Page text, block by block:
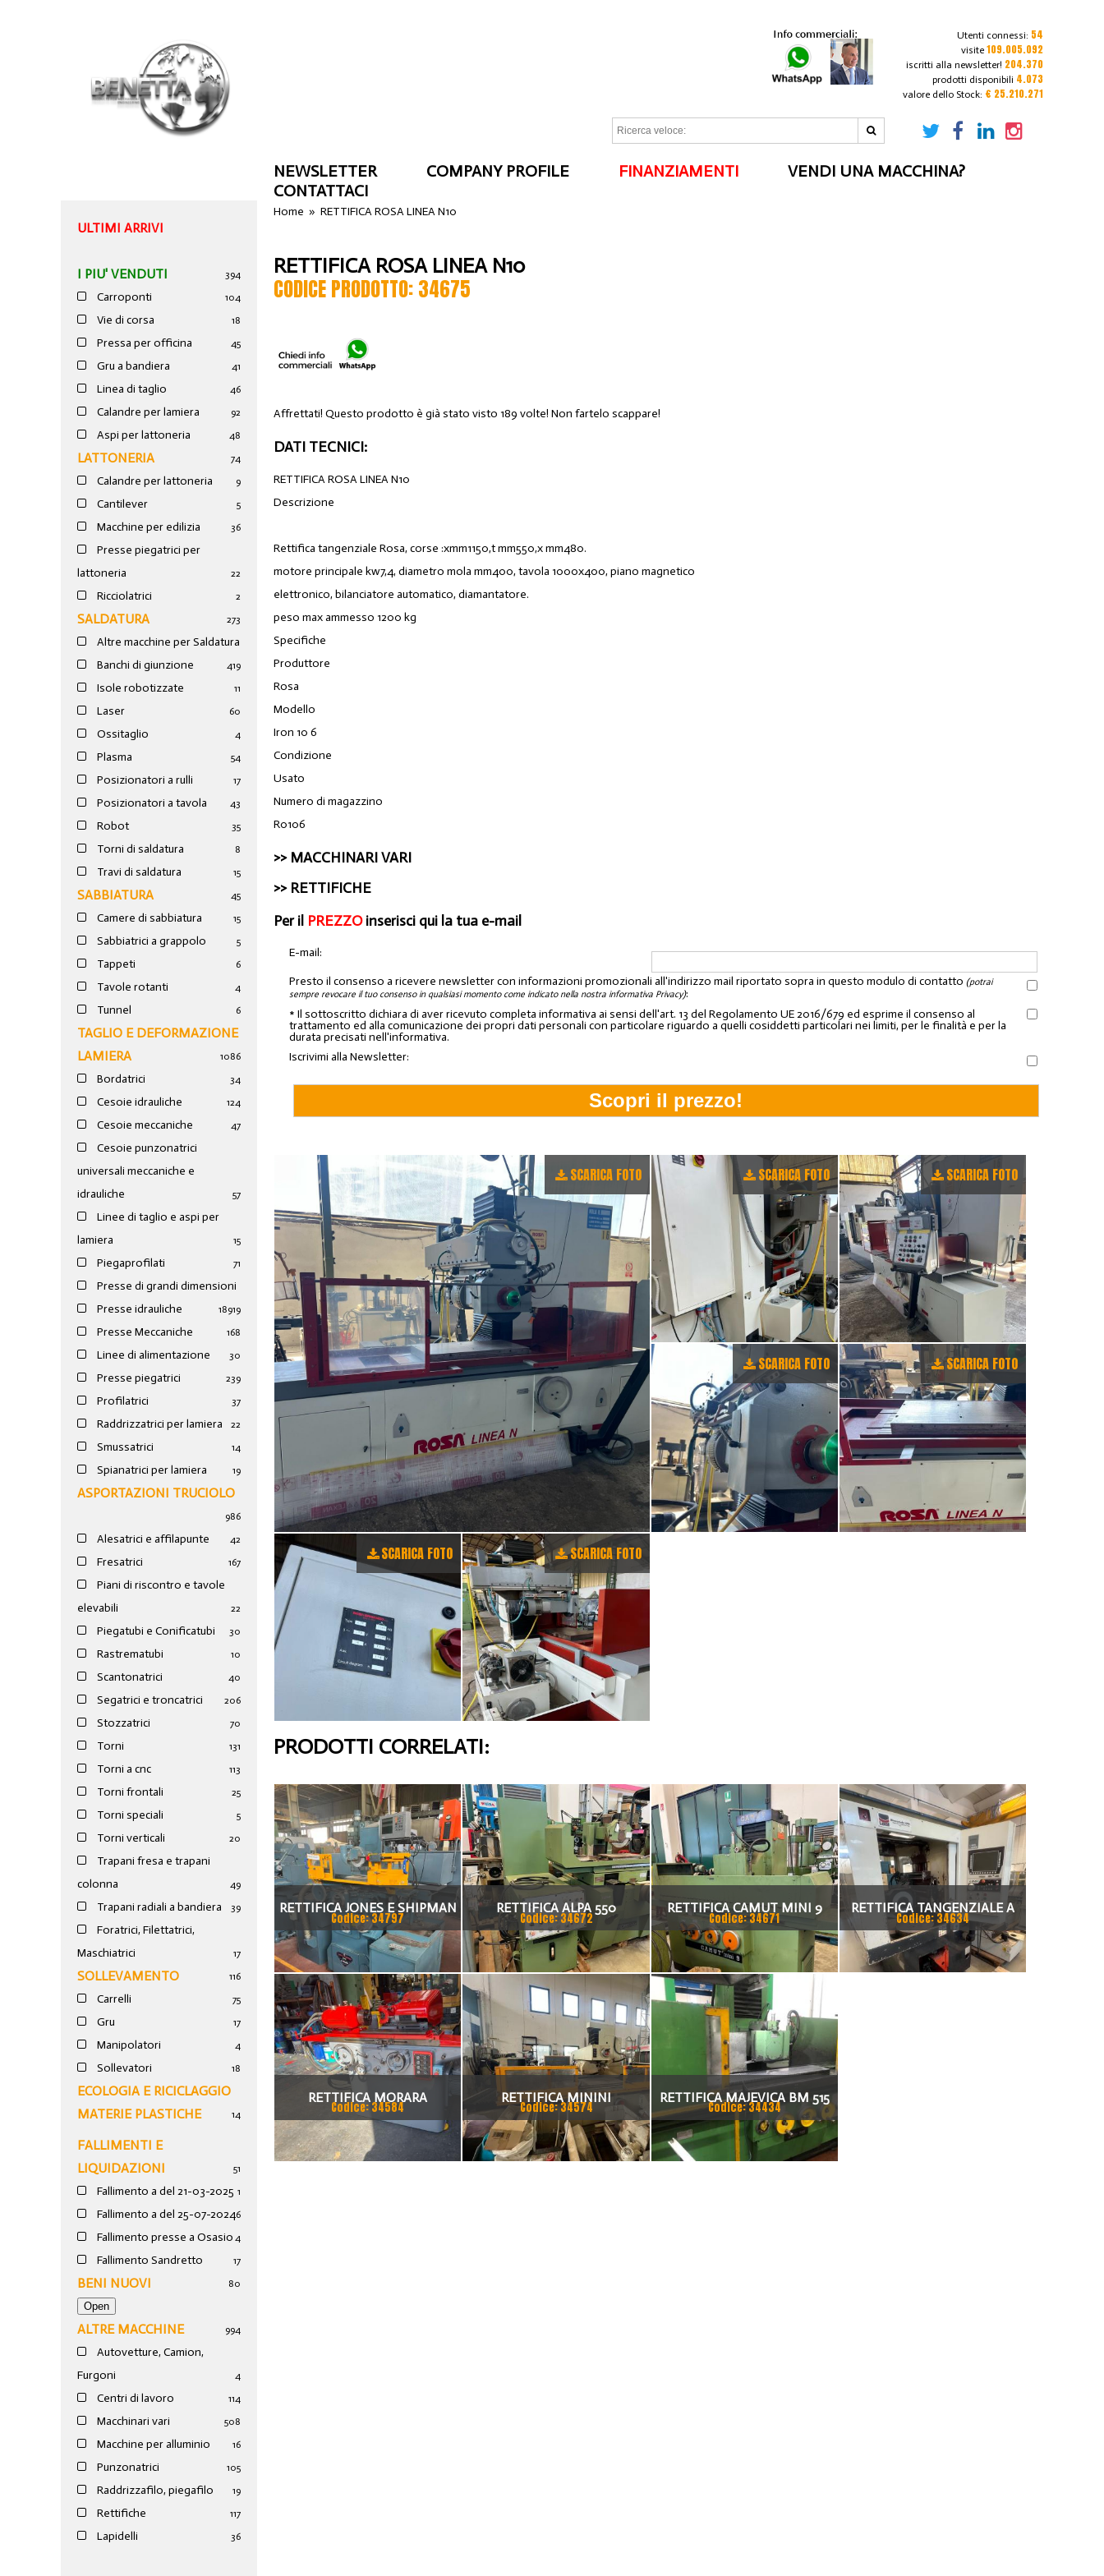
Utenti connessi: 54
visite 109.005.092
iscritti alla newsletter! 204.370
prodotti disponibili 4.073
valore dello Stock: € 25.210.271
NEWSLETTER COMPANY PROFILE FINANZIAMENTI
VENDI UNA MACCHINA?
CONTATTACI
ULTIMI ARRIVI
I PIU' VENDUTI 394
Carroponti 104
Vie di corsa 18
Pressa per officina 45
Gru a bandiera 41
Linea di taglio 46
Calandre per lamiera 92
Aspi per lattoneria 48
LATTONERIA 74
Calandre per lattoneria 9
Cantilever 5
Macchine per edilizia 36
Presse piegatrici per
lattoneria
22
Ricciolatrici 2
SALDATURA 273
Altre macchine per Saldatura
19
Banchi di giunzione 4
Isole robotizzate 11
Laser 60
Ossitaglio 4
Plasma 54
Posizionatori a rulli 17
Posizionatori a tavola 43
Robot 35
Torni di saldatura 8
Travi di saldatura 15
SABBIATURA 45
Camere di sabbiatura 15
Sabbiatrici a grappolo 5
Tappeti 6
Tavole rotanti 4
Tunnel 6
TAGLIO E DEFORMAZIONE
LAMIERA
1086
Bordatrici 34
Cesoie idrauliche 124
Cesoie meccaniche 47
Cesoie punzonatrici
universali meccaniche e
idrauliche
57
Linee di taglio e aspi per
lamiera
15
Piegaprofilati 71
Presse di grandi dimensioni
19
Presse idrauliche 189
Presse Meccaniche 168
Linee di alimentazione 30
Presse piegatrici 239
Profilatrici 37
Raddrizzatrici per lamiera 22
Smussatrici 14
Spianatrici per lamiera 19
ASPORTAZIONI TRUCIOLO
986
Alesatrici e affilapunte 42
Fresatrici 167
Piani di riscontro e tavole
elevabili
22
Piegatubi e Conificatubi 30
Rastrematubi 10
Scantonatrici 40
Segatrici e troncatrici 206
Stozzatrici 70
Torni 131
Torni a cnc 113
Torni frontali 25
Torni speciali 5
Torni verticali 20
Trapani fresa e trapani
colonna
49
Trapani radiali a bandiera 39
Foratrici, Filettatrici,
Maschiatrici
17
SOLLEVAMENTO 116
Carrelli 75
Gru 17
Manipolatori 4
Sollevatori 18
ECOLOGIA E RICICLAGGIO
MATERIE PLASTICHE
14
FALLIMENTI E
LIQUIDAZIONI
51
Fallimento a del 21-03-2025 1
Fallimento a del 25-07-20246
Fallimento presse a Osasio 4
Fallimento Sandretto 17
BENI NUOVI 80
ALTRE MACCHINE 994
Autovetture, Camion,
Furgoni
4
Centri di lavoro 114
Macchinari vari 508
Macchine per alluminio 16
Punzonatrici 105
Raddrizzafilo, piegafilo 19
Rettifiche 117
Lapidelli 36
Home »RETTIFICA ROSA LINEA N10
RETTIFICA ROSA LINEA N10
CODICE PRODOTTO: 34675
Affrettati! Questo prodotto è già stato visto 189 volte! Non fartelo scappare!
DATI TECNICI:
RETTIFICA ROSA LINEA N10
Descrizione
Rettifica tangenziale Rosa, corse :xmm1150,t mm550,x mm480.
motore principale kw7,4, diametro mola mm400, tavola 1000x400, piano magnetico
elettronico, bilanciatore automatico, diamantatore.
peso max ammesso 1200 kg
Specifiche
Produttore
Rosa
Modello
Iron 10 6
Condizione
Usato
Numero di magazzino
R0106
>> MACCHINARI VARI
>> RETTIFICHE
Per il PREZZOinserisci qui la tua e-mail
E-mail:
Presto il consenso a ricevere newsletter con informazioni promozionali all'indirizzo mail riportato sopra in questo modulo di contatto (potrai
sempre revocare il tuo consenso in qualsiasi momento come indicato nella nostra informativa Privacy):
* Il sottoscritto dichiara di aver ricevuto completa informativa ai sensi dell'art. 13 del Regolamento UE 2016/679 ed esprime il consenso al
trattamento ed alla comunicazione dei propri dati personali con particolare riguardo a quelli cosiddetti particolari nei limiti, per le finalità e per la
durata precisati nell'informativa.
Iscrivimi alla Newsletter:
SCARICA FOTO SCARICA FOTO SCARICA FOTO
SCARICA FOTO SCARICA FOTO
SCARICA FOTO SCARICA FOTO
PRODOTTI CORRELATI:
RETTIFICA JONES E SHIPMAN
Codice: 34797
RETTIFICA ALPA 550
Codice: 34672
RETTIFICA CAMUT MINI 9
Codice: 34671
RETTIFICA TANGENZIALE A
TAVOLA ROTANTE LODI 500
Codice: 34634
RETTIFICA MORARA
Codice: 34584
RETTIFICA MININI
TANGENZIALE
Codice: 34574
RETTIFICA MAJEVICA BM 515
Codice: 34434